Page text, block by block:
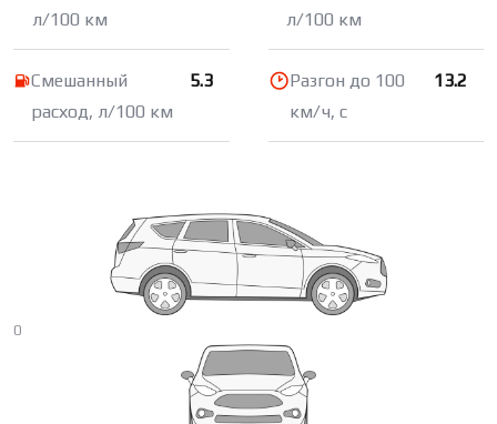
л/100 км
л/100 км
Смешанный
расход, л/100 км
5.3
Разгон до 100
км/ч, с
13.2
0